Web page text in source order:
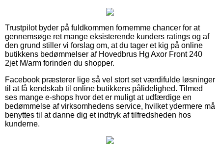
Trustpilot byder på fuldkommen fornemme chancer for at
gennemsøge ret mange eksisterende kunders ratings og af
den grund stiller vi forslag om, at du tager et kig på online
butikkens bedømmelser af Hovedbrus Hg Axor Front 240
2jet M/arm forinden du shopper.
Facebook præsterer lige så vel stort set værdifulde løsninger
til at få kendskab til online butikkens pålidelighed. Tilmed
ses mange e-shops hvor det er muligt at udfærdige en
bedømmelse af virksomhedens service, hvilket ydermere må
benyttes til at danne dig et indtryk af tilfredsheden hos
kunderne.